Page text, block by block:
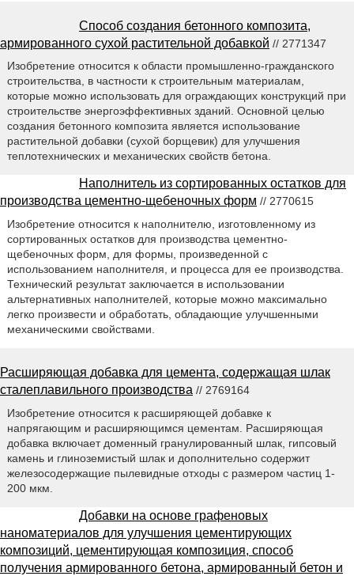
Способ создания бетонного композита,
армированного сухой растительной добавкой // 2771347
Изобретение относится к области промышленно-гражданского
строительства, в частности к строительным материалам,
которые можно использовать для ограждающих конструкций при
строительстве энергоэффективных зданий. Основной целью
создания бетонного композита является использование
растительной добавки (сухой борщевик) для улучшения
теплотехнических и механических свойств бетона.
Наполнитель из сортированных остатков для
производства цементно-щебеночных форм // 2770615
Изобретение относится к наполнителю, изготовленному из
сортированных остатков для производства цементно-
щебеночных форм, для формы, произведенной с
использованием наполнителя, и процесса для ее производства.
Технический результат заключается в использовании
альтернативных наполнителей, которые можно максимально
легко произвести и обработать, обладающие улучшенными
механическими свойствами.
Расширяющая добавка для цемента, содержащая шлак
сталеплавильного производства // 2769164
Изобретение относится к расширяющей добавке к
напрягающим и расширяющимся цементам. Расширяющая
добавка включает доменный гранулированный шлак, гипсовый
камень и глиноземистый шлак и дополнительно содержит
железосодержащие пылевидные отходы с размером частиц 1-
200 мкм.
Добавки на основе графеновых
наноматериалов для улучшения цементирующих
композиций, цементирующая композиция, способ
получения армированного бетона, армированный бетон и